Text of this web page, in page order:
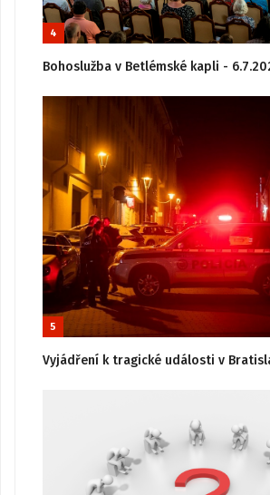
4
Bohoslužba v Betlémské kapli -
5
Vyjádření k tragické události v